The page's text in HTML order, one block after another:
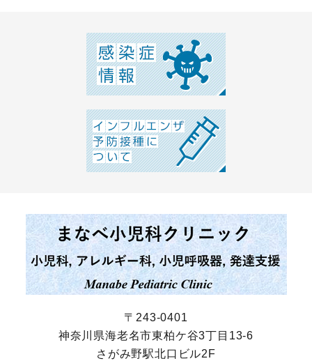
〒243-0401
神奈川県海老名市東柏ケ谷3丁目13-6
さがみ野駅北口ビル2F